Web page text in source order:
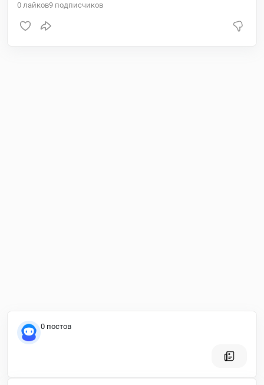
0 лайков9 подписчиков
0 постов